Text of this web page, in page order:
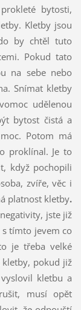
bytosti,
Kletby jsou
by chtěl tuto
Pokud tato
na sebe nebo
Snímat kletby
udělenou
bytost čistá a
Potom má
proklínal. Je to
když pochopili
zvíře, věc i
platnost kletby.
jste již
tímto jevem co
je třeba velké
pokud již
kletbu a
musí opět